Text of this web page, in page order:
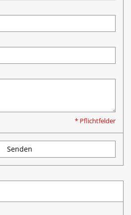
* Pflichtfelder
Senden